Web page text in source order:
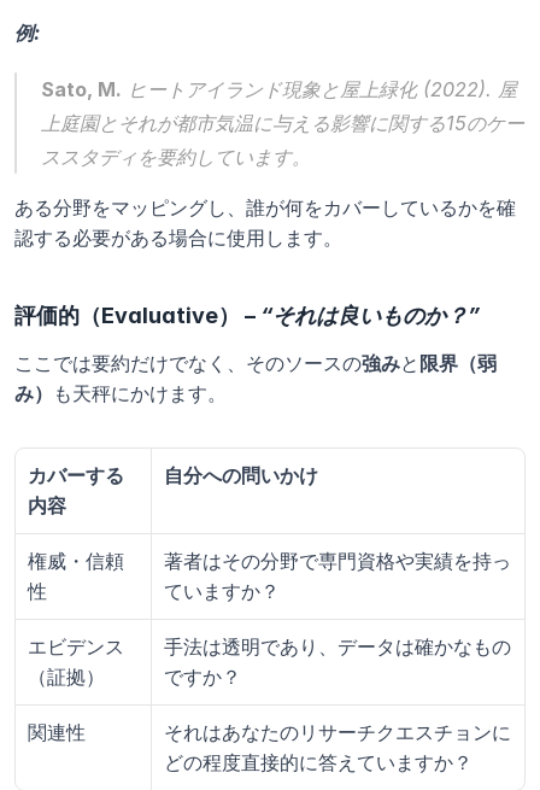
例:
Sato, M. ヒートアイランド現象と屋上緑化 (2022). 屋
上庭園とそれが都市気温に与える影響に関する15のケー
ススタディを要約しています。
ある分野をマッピングし、誰が何をカバーしているかを確
認する必要がある場合に使用します。
評価的（Evaluative） – “それは良いものか？”
ここでは要約だけでなく、そのソースの強みと 限界（弱
み） も天秤にかけます。
カバーする
内容
自分への問いかけ
権威・信頼
性
著者はその分野で専門資格や実績を持っ
ていますか？
エビデンス
（証拠）
手法は透明であり、データは確かなもの
ですか？
関連性
それはあなたのリサーチクエスチョンに
どの程度直接的に答えていますか？